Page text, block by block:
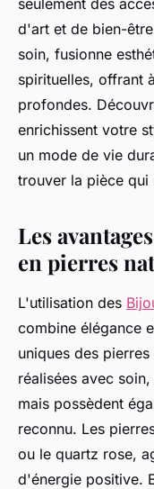
d'art et de bien-
soin, fusionne
spirituelles, offrant
profondes.
enrichissent votre
un mode de vie
trouver la pièce qui
Les
en pierres
L'utilisation des
combine élégance
uniques des
réalisées avec
mais possèdent
reconnu. Les
ou le quartz rose,
d'énergie positive.